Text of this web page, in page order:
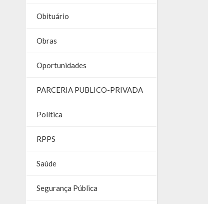
Obituário
Obras
Oportunidades
PARCERIA PUBLICO-PRIVADA
Política
RPPS
Saúde
Segurança Pública